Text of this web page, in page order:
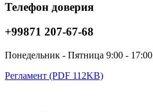
Телефон доверия
+99871 207-67-68
Понедельник - Пятница 9:00 - 17:00
Регламент (PDF 112KB)